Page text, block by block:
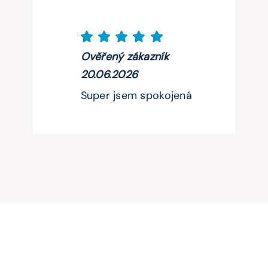
Ověřený zákazník
20.06.2026
Super jsem spokojená